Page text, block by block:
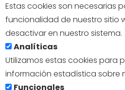
Estas cookies son necesarias
funcionalidad de nuestro sitio
desactivar en nuestro sistema.
Analíticas
Utilizamos estas cookies para
información estadística sobre
Funcionales
info@turismodesegovia.com
Aviso legal |